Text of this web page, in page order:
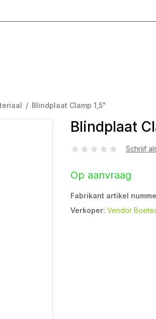
/ Blindplaat Clamp 1,5"
Blindplaat
Schrijf
Op aanvraag
Fabrikant artikel
Verkoper: Vendor